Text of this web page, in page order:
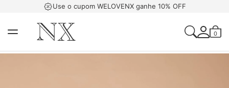
Use o cupom WELOVENX ganhe 10% OFF
0